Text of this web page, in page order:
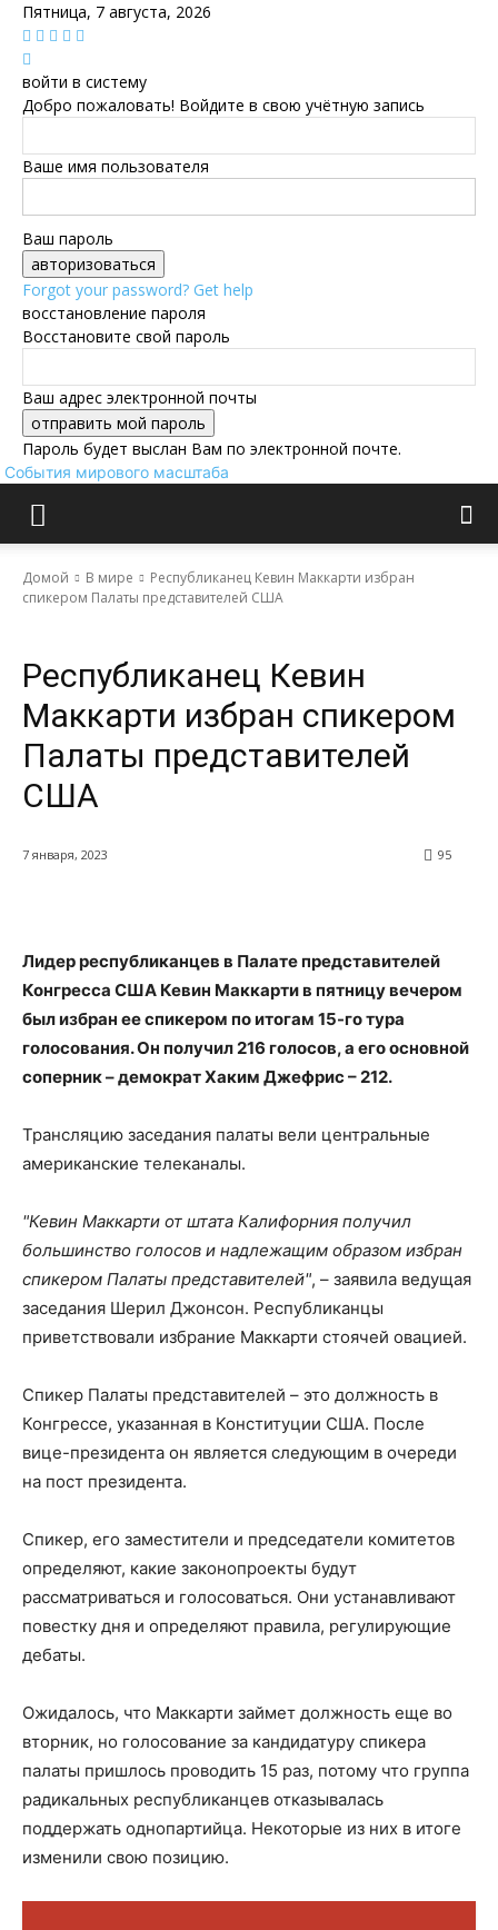
Пятница, 7 августа, 2026
войти в систему
Добро пожаловать! Войдите в свою учётную запись
Ваше имя пользователя
Ваш пароль
Forgot your password? Get help
восстановление пароля
Восстановите свой пароль
Ваш адрес электронной почты
Пароль будет выслан Вам по электронной почте.
События мирового масштаба
Домой В мире
Республиканец Кевин Маккарти избран
спикером Палаты представителей США
Республиканец Кевин
Маккарти избран спикером
Палаты представителей
США
7 января, 2023 95
Лидер республиканцев в Палате представителей
Конгресса США Кевин Маккарти в пятницу вечером
был избран ее спикером по итогам 15-го тура
голосования. Он получил 216 голосов, а его основной
соперник – демократ Хаким Джефрис – 212.
Трансляцию заседания палаты вели центральные
американские телеканалы.
"Кевин Маккарти от штата Калифорния получил
большинство голосов и надлежащим образом избран
спикером Палаты представителей", – заявила ведущая
заседания Шерил Джонсон. Республиканцы
приветствовали избрание Маккарти стоячей овацией.
Спикер Палаты представителей – это должность в
Конгрессе, указанная в Конституции США. После
вице-президента он является следующим в очереди
на пост президента.
Спикер, его заместители и председатели комитетов
определяют, какие законопроекты будут
рассматриваться и голосоваться. Они устанавливают
повестку дня и определяют правила, регулирующие
дебаты.
Ожидалось, что Маккарти займет должность еще во
вторник, но голосование за кандидатуру спикера
палаты пришлось проводить 15 раз, потому что группа
радикальных республиканцев отказывалась
поддержать однопартийца. Некоторые из них в итоге
изменили свою позицию.